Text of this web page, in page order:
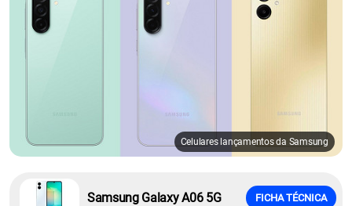
Celulares lançamentos da Samsung
Samsung Galaxy A06 5G FICHA TÉCNICA